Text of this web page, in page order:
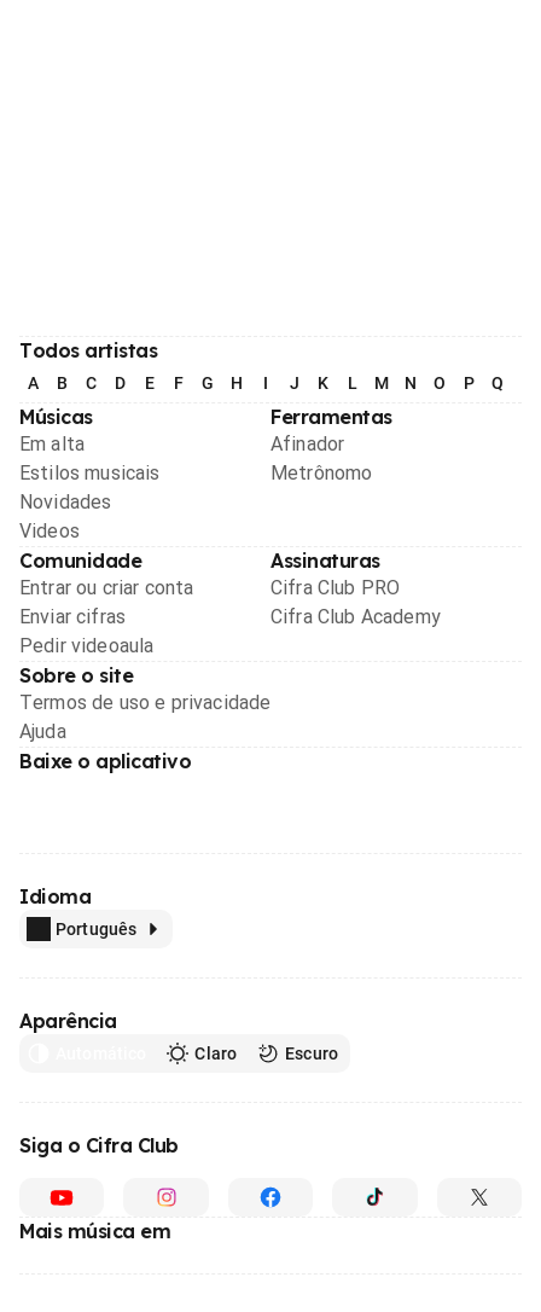
Todos artistas
A B C D E F G H I J K L M N O P Q
Músicas
Em alta
Estilos musicais
Novidades
Videos
Ferramentas
Afinador
Metrônomo
Comunidade
Entrar ou criar conta
Enviar cifras
Pedir videoaula
Assinaturas
Cifra Club PRO
Cifra Club Academy
Sobre o site
Termos de uso e privacidade
Ajuda
Baixe o aplicativo
Idioma
Português
Aparência
Claro Escuro
Siga o Cifra Club
Mais música em